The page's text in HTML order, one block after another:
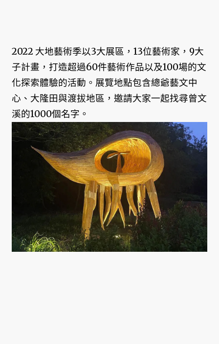
2022 大地藝術季以3大展區，13位藝術家，9大
子計畫，打造超過60件藝術作品以及100場的文
化探索體驗的活動。展覽地點包含總爺藝文中
心、大隆田與渡拔地區，邀請大家一起找尋曾文
溪的1000個名字。